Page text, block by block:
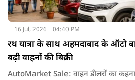
16 Jul, 2026 04:40 PM
रथ यात्रा के साथ अहमदाबाद के ऑटो
बढ़ी वाहनों की बिक्री
AutoMarket Sale: वाहन डीलरों का